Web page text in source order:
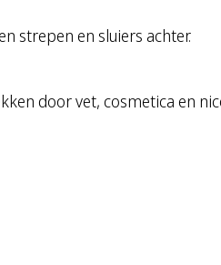
strepen en sluiers achter.
door vet, cosmetica en